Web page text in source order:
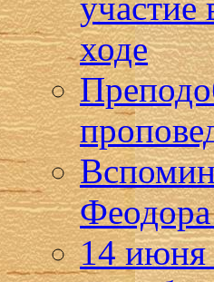
ходе
14 июня